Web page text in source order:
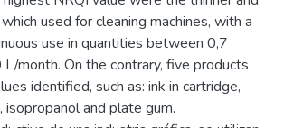
used for cleaning machines, with a
use in quantities between 0,7
month. On the contrary, five products
identified, such as: ink in cartridge,
isopropanol and plate gum.